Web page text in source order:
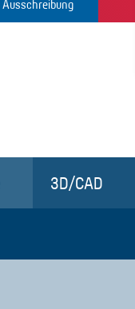
Ausschreibung
3D/CAD